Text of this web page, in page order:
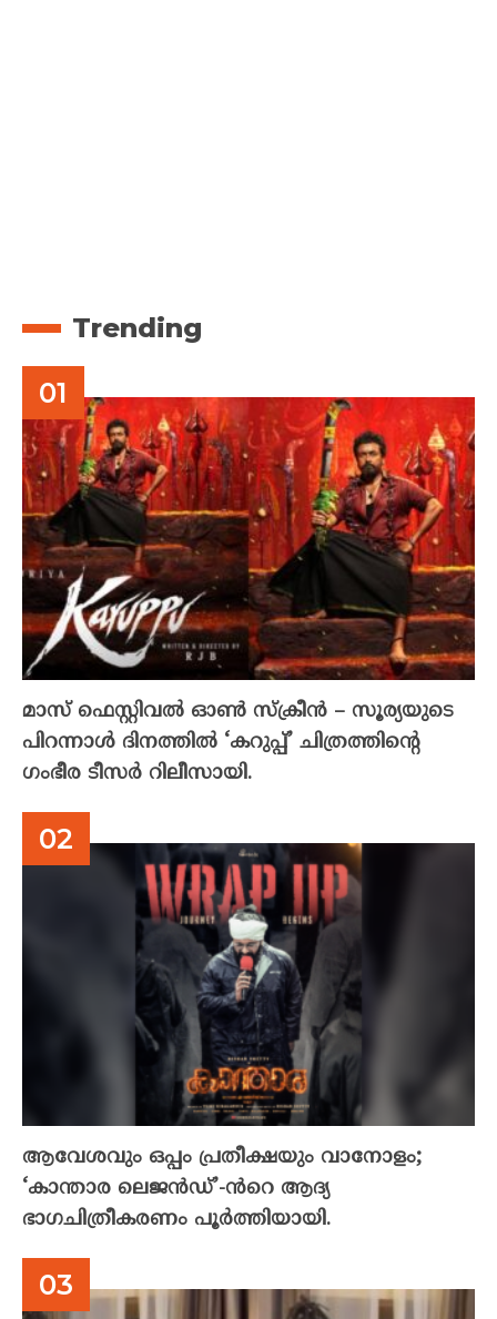
Trending
മാസ് ഫെസ്റ്റിവൽ ഓൺ സ്‌ക്രീൻ – സൂര്യയുടെ
പിറന്നാൾ ദിനത്തിൽ ‘കറുപ്പ്’ ചിത്രത്തിന്റെ
ഗംഭീര ടീസർ റിലീസായി.
ആവേശവും ഒപ്പം പ്രതീക്ഷയും വാനോളം;
‘കാന്താര ലെജൻഡ്’-ൻറെ ആദ്യ
ഭാഗചിത്രീകരണം പൂർത്തിയായി.